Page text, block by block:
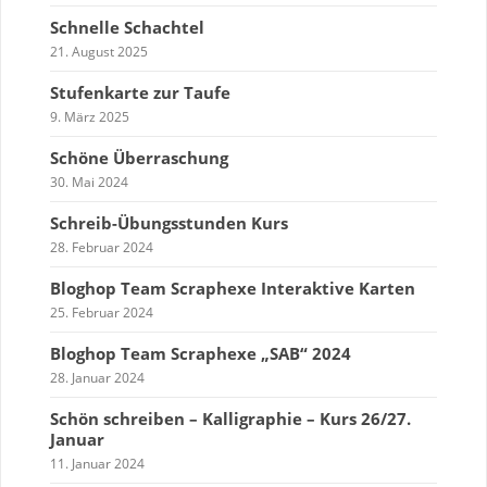
Schnelle Schachtel
21. August 2025
Stufenkarte zur Taufe
9. März 2025
Schöne Überraschung
30. Mai 2024
Schreib-Übungsstunden Kurs
28. Februar 2024
Bloghop Team Scraphexe Interaktive Karten
25. Februar 2024
Bloghop Team Scraphexe „SAB“ 2024
28. Januar 2024
Schön schreiben – Kalligraphie – Kurs 26/27.
Januar
11. Januar 2024